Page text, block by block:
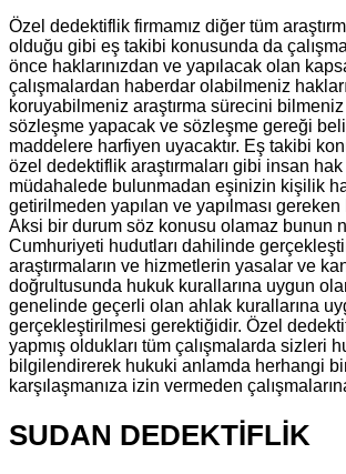
Özel dedektiflik firmamız diğer tüm
olduğu gibi eş takibi konusunda da
önce haklarınızdan ve yapılacak olan
çalışmalardan haberdar olabilmeniz
koruyabilmeniz araştırma sürecini
sözleşme yapacak ve sözleşme gereği
maddelere harfiyen uyacaktır. Eş takibi
özel dedektiflik araştırmaları gibi insan
müdahalede bulunmadan eşinizin kişilik
getirilmeden yapılan ve yapılması gereken
Aksi bir durum söz konusu olamaz bunun
Cumhuriyeti hudutları dahilinde
araştırmaların ve hizmetlerin yasalar ve
doğrultusunda hukuk kurallarına uygun
genelinde geçerli olan ahlak kurallarına
gerçekleştirilmesi gerektiğidir. Özel
yapmış oldukları tüm çalışmalarda sizleri
bilgilendirerek hukuki anlamda herhangi
karşılaşmanıza izin vermeden
SUDAN DEDEKTİFLİK